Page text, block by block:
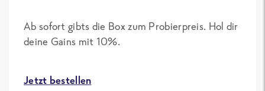
Ab sofort gibts die Box zum Probierpreis. Hol dir
deine Gains mit 10%.
Jetzt bestellen